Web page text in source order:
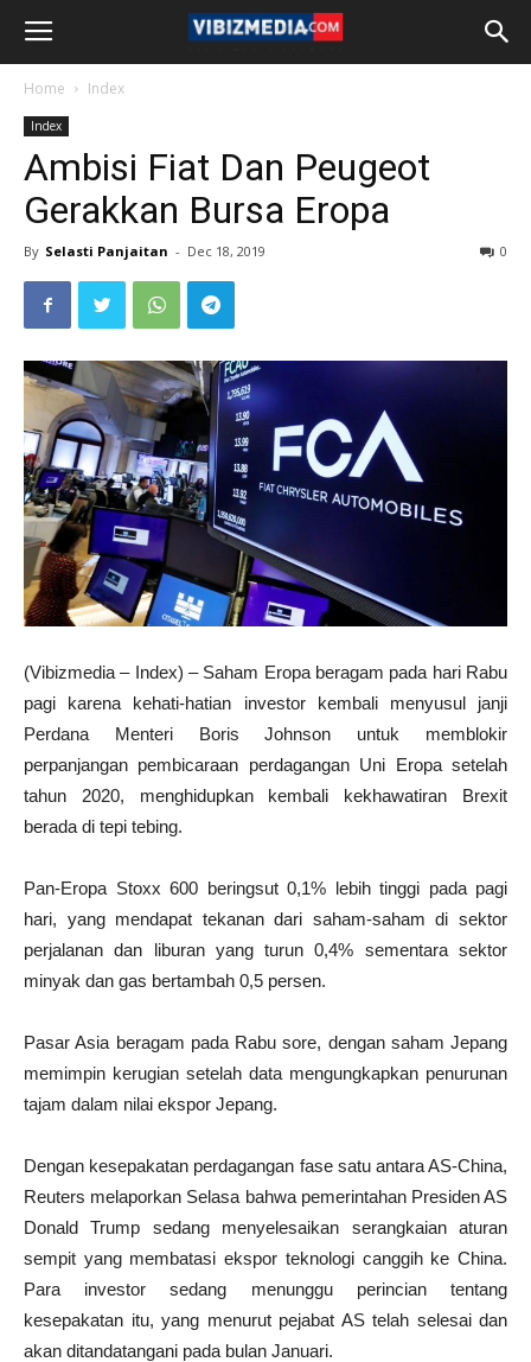
Home Index
Index
Ambisi Fiat Dan Peugeot
Gerakkan Bursa Eropa
By Selasti Panjaitan - Dec 18, 2019 0
(Vibizmedia – Index) – Saham Eropa beragam pada hari Rabu
pagi karena kehati-hatian investor kembali menyusul janji
Perdana Menteri Boris Johnson untuk memblokir
perpanjangan pembicaraan perdagangan Uni Eropa setelah
tahun 2020, menghidupkan kembali kekhawatiran Brexit
berada di tepi tebing.
Pan-Eropa Stoxx 600 beringsut 0,1% lebih tinggi pada pagi
hari, yang mendapat tekanan dari saham-saham di sektor
perjalanan dan liburan yang turun 0,4% sementara sektor
minyak dan gas bertambah 0,5 persen.
Pasar Asia beragam pada Rabu sore, dengan saham Jepang
memimpin kerugian setelah data mengungkapkan penurunan
tajam dalam nilai ekspor Jepang.
Dengan kesepakatan perdagangan fase satu antara AS-China,
Reuters melaporkan Selasa bahwa pemerintahan Presiden AS
Donald Trump sedang menyelesaikan serangkaian aturan
sempit yang membatasi ekspor teknologi canggih ke China.
Para investor sedang menunggu perincian tentang
kesepakatan itu, yang menurut pejabat AS telah selesai dan
akan ditandatangani pada bulan Januari.